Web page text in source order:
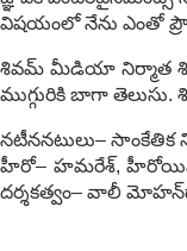
విషయంలో నేను ఎంతో
శివమ్‌ మీడియా నిర్మాత
ముగ్గురికి బాగా
నటీననటులు– సాంకేతిక
హీరో– హమరేశ్, హీరోయిన్‌
దర్శకత్వం– వాలీ